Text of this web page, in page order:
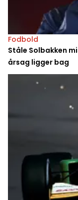
Fodbold
Ståle Solbakken
årsag ligger bag